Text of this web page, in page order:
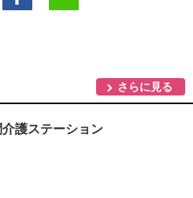
さらに見る
介護ステーション